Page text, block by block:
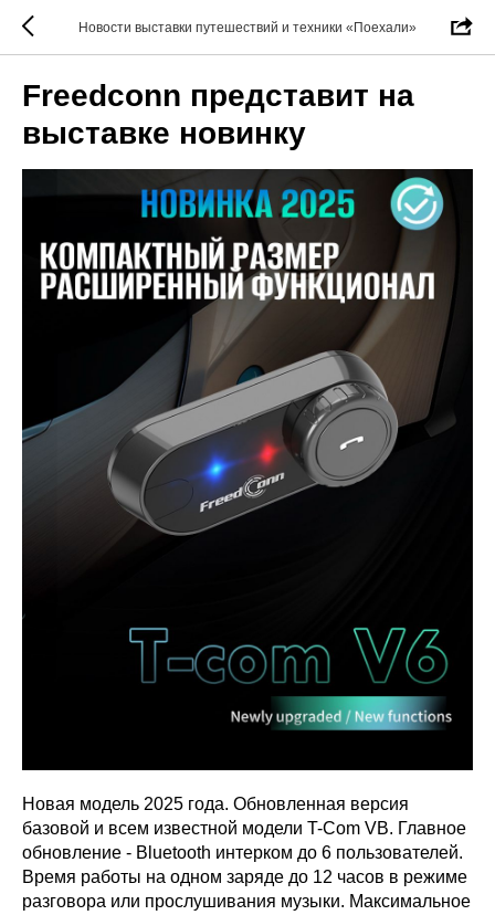
Новости выставки путешествий и техники «Поехали»
Freedconn представит на
выставке новинку
Новая модель 2025 года. Обновленная версия
базовой и всем известной модели T-Com VB. Главное
обновление - Bluetooth интерком до 6 пользователей.
Время работы на одном заряде до 12 часов в режиме
разговора или прослушивания музыки. Максимальное